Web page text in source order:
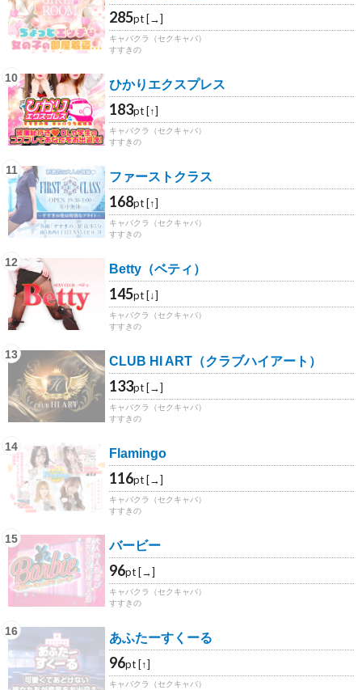
285pt [→]
キャバクラ（セクキャバ）
すすきの
ひかりエクスプレス
183pt [↑]
キャバクラ（セクキャバ）
すすきの
10
ファーストクラス
168pt [↑]
キャバクラ（セクキャバ）
すすきの
11
Betty（ベティ）
145pt [↓]
キャバクラ（セクキャバ）
すすきの
12
CLUB HI ART（クラブハイアート）
133pt [→]
キャバクラ（セクキャバ）
すすきの
13
Flamingo
116pt [→]
キャバクラ（セクキャバ）
すすきの
14
バービー
96pt [→]
キャバクラ（セクキャバ）
すすきの
15
あふたーすくーる
96pt [↑]
キャバクラ（セクキャバ）
16